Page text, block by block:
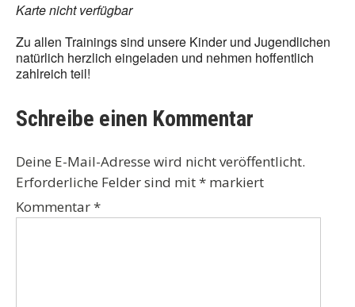
Karte nicht verfügbar
Zu allen Trainings sind unsere Kinder und Jugendlichen
natürlich herzlich eingeladen und nehmen hoffentlich
zahlreich teil!
Schreibe einen Kommentar
Deine E-Mail-Adresse wird nicht veröffentlicht.
Erforderliche Felder sind mit* markiert
Kommentar*